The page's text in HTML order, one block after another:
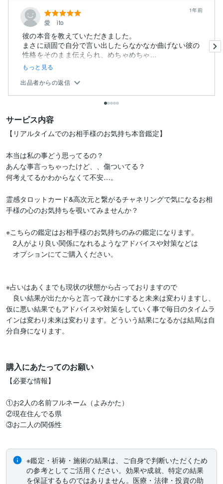
愛 ito
1年前
彼の本音を教えていただきました。
まさに頑固で自分で言い出したらなかなか曲げない彼の
性格をそのまま伝えられ、めちゃめちゃ...
もっと見る
出品者からの返信
サービス内容
【リアルタイムでのお相手様のお気持ち本音鑑定】
本当は私の事どう思ってるの？
あんな事言っちゃったけど、、傷ついてる？
何考えてるかわからなくて不安…。
霊感タロットカード&高次元と繋がるチャネリングで気になるお相
手様の心のお気持ちを覗いてみませんか？
※こちらの鑑定はお相手様のお気持ちのみの鑑定になります。
2人がより良い関係になれるようなアドバイスや対策などは
オプションにてご購入ください。
※占いはあくまでも現状の状態から占っておりますので
良い結果が出たからと言って疎かにすると未来は変わりますし、
仮に悪い結果でもアドバイスや対策をしていく事で毎日のタイムラ
インは変わり未来は変わります。どういう結果になるかは結局は自
分自身になります。
購入にあたってのお願い
【必要な情報】
①お2人の名前フルネーム（よみかた）
②現在住んでる県
③お二人の関係性
※鑑定・祈祷・施術の結果は、ご自身で判断いただくため
の参考としてご活用ください。効果や成就、特定の結果
を保証するものではありません。医療・法律・投資の助